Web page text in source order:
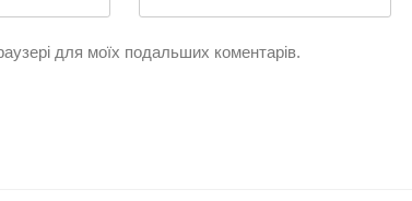
для моїх подальших коментарів.